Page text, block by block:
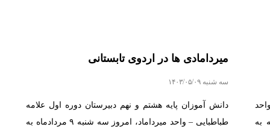
به
میردامادی ها در اردوی تابستانی
سه شنبه ۱۴۰۳/۰۵/۰۹
دانش آموزان پایه هشتم و نهم دبیرستان دوره اول علامه
طباطبایی – واحد میرداماد، امروز سه شنبه ۹ مردادماه به